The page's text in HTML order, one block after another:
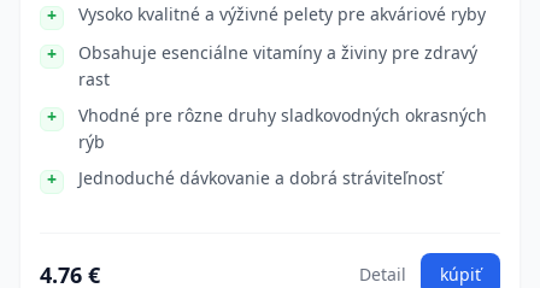
Vysoko kvalitné a výživné pelety pre akváriové ryby
Obsahuje esenciálne vitamíny a živiny pre zdravý
rast
Vhodné pre rôzne druhy sladkovodných okrasných
rýb
Jednoduché dávkovanie a dobrá stráviteľnosť
4.76 € Detail kúpiť